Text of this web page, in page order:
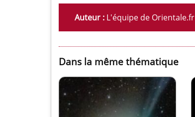
Auteur : L'équipe de Orientale.fr
Dans la même thématique